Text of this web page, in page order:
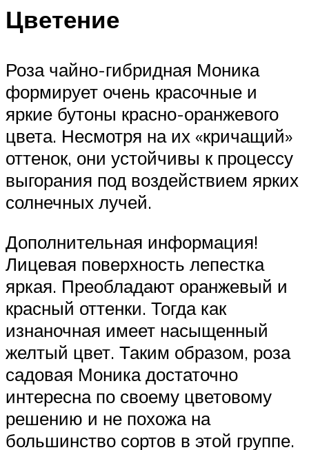
Цветение
Роза чайно-гибридная Моника
формирует очень красочные и
яркие бутоны красно-оранжевого
цвета. Несмотря на их «кричащий»
оттенок, они устойчивы к процессу
выгорания под воздействием ярких
солнечных лучей.
Дополнительная информация!
Лицевая поверхность лепестка
яркая. Преобладают оранжевый и
красный оттенки. Тогда как
изнаночная имеет насыщенный
желтый цвет. Таким образом, роза
садовая Моника достаточно
интересна по своему цветовому
решению и не похожа на
большинство сортов в этой группе.